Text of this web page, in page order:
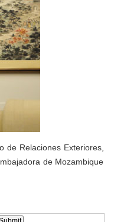
de Relaciones Exteriores,
de Mozambique